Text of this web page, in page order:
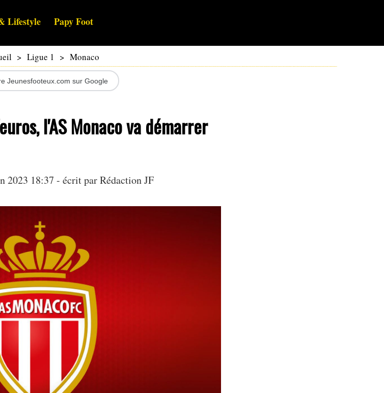
Lifestyle Papy Foot
> Ligue 1 > Monaco
Jeunesfooteux.com sur Google
l'AS Monaco va démarrer
2023 18:37 - écrit par Rédaction JF